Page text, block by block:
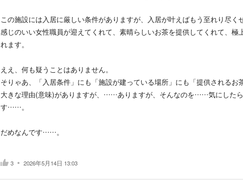
この施設には入居に厳しい条件がありますが、入居が叶えばもう至れり尽く
感じのいい女性職員が迎えてくれて、素晴らしいお茶を提供してくれて、極
れます。
ええ、何も疑うことはありません。
そりゃあ、「入居条件」にも「施設が建っている場所」にも「提供されるお
大きな理由(意味)がありますが、……ありますが、そんなのを……気にした
す……。
だめなんです……。
3 2026年5月14日 13:03